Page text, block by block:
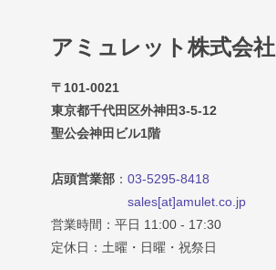
アミュレット株式会社
〒101-0021
東京都千代田区外神田3-5-12
聖公会神田ビル1階
店頭営業部 ： 03-5295-8418
sales[at]amulet.co.jp
営業時間：平日 11:00 - 17:30
定休日：土曜・日曜・祝祭日